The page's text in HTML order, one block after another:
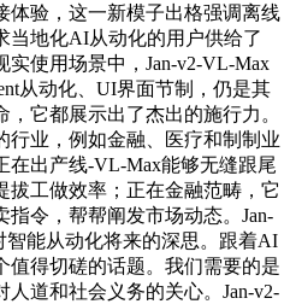
体验，这一新模子出格强调离线
当地化AI从动化的用户供给了
使用场景中，Jan-v2-VL-Max
从动化、UI界面节制，仍是其
它都展示出了杰出的施行力。
行业，例如金融、医疗和制制业
在出产线-VL-Max能够无缝跟尾
拔工做效率；正在金融范畴，它
令，帮帮阐发市场动态。Jan-
能从动化将来的深思。跟着AI
值得切磋的话题。我们需要的是
道和社会义务的关心。Jan-v2-